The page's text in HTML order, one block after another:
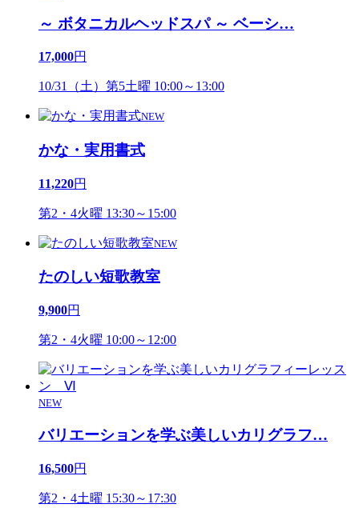
～ ボタニカルヘッドスパ ～ ベーシ…
17,000円
10/31（土）第5土曜 10:00～13:00
NEW
かな・実用書式
11,220円
第2・4火曜 13:30～15:00
NEW
たのしい短歌教室
9,900円
第2・4火曜 10:00～12:00
NEW
バリエーションを学ぶ美しいカリグラフ…
16,500円
第2・4土曜 15:30～17:30